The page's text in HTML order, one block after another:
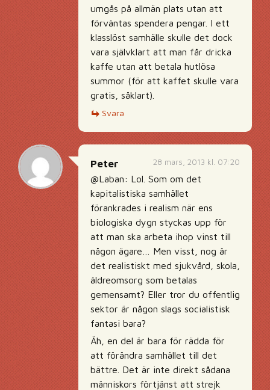
umgås på allmän plats utan att
förväntas spendera pengar. I ett
klasslöst samhälle skulle det dock
vara självklart att man får dricka
kaffe utan att betala hutlösa
summor (för att kaffet skulle vara
gratis, såklart).
Svara
28 mars, 2013 kl. 07:20
Peter
@Laban: Lol. Som om det
kapitalistiska samhället
förankrades i realism när ens
biologiska dygn styckas upp för
att man ska arbeta ihop vinst till
någon ägare… Men visst, nog är
det realistiskt med sjukvård, skola,
äldreomsorg som betalas
gemensamt? Eller tror du offentlig
sektor är någon slags socialistisk
fantasi bara?
Äh, en del är bara för rädda för
att förändra samhället till det
bättre. Det är inte direkt sådana
människors förtjänst att strejk